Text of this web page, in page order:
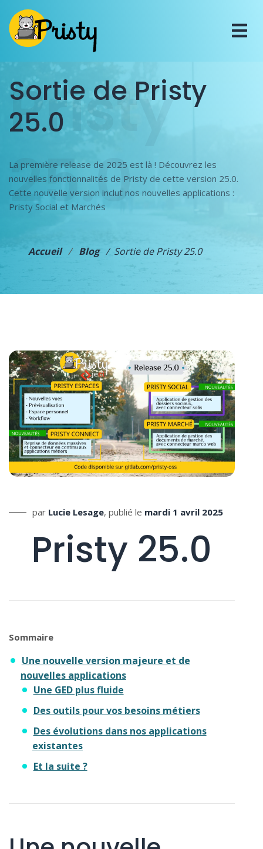
Sortie de Pristy
25.0
Pristy
25.0
La première release de 2025 est là ! Découvrez les
nouvelles fonctionnalités de Pristy de cette version 25.0.
Cette nouvelle version inclut nos nouvelles applications :
Pristy Social et Marchés
Accueil Blog Sortie de Pristy 25.0
par Lucie Lesage, publié le mardi 1 avril 2025
Pristy 25.0
Sommaire
Une nouvelle version majeure et de
nouvelles applications
Une GED plus fluide
Des outils pour vos besoins métiers
Des évolutions dans nos applications
existantes
Et la suite ?